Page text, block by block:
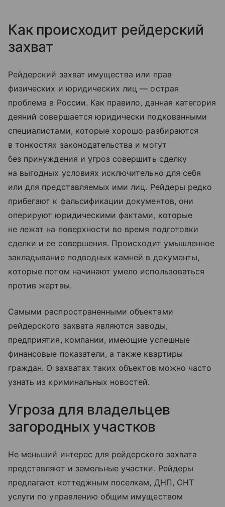
Как происходит рейдерский
захват
Рейдерский захват имущества или прав
физических и юридических лиц — острая
проблема в России. Как правило, данная категория
деяний совершается юридически подкованными
специалистами, которые хорошо разбираются
в тонкостях законодательства и могут
без принуждения и угроз совершить сделку
на выгодных условиях исключительно для себя
или для представляемых ими лиц. Рейдеры редко
прибегают к фальсификации документов, они
оперируют юридическими фактами, которые
не лежат на поверхности во время подготовки
сделки и ее совершения. Происходит умышленное
закладывание подводных камней в документы,
которые потом начинают умело использоваться
против жертвы.
Самыми распространенными объектами
рейдерского захвата являются заводы,
предприятия, компании, имеющие успешные
финансовые показатели, а также квартиры
граждан. О захватах таких объектов можно часто
узнать из криминальных новостей.
Угроза для владельцев
загородных участков
Не меньший интерес для рейдерского захвата
представляют и земельные участки. Рейдеры
предлагают коттеджным поселкам, ДНП, СНТ
услуги по управлению общим имуществом